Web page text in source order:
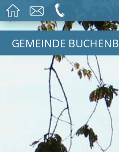
GEMEINDE